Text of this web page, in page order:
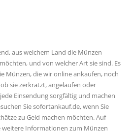
aus welchem Land die Münzen
und von welcher Art sie sind. Es
Münzen, die wir online ankaufen, noch
sie zerkratzt, angelaufen oder
Einsendung sorgfältig und machen
Sie sofortankauf.de, wenn Sie
zu Geld machen möchten. Auf
weitere Informationen zum Münzen